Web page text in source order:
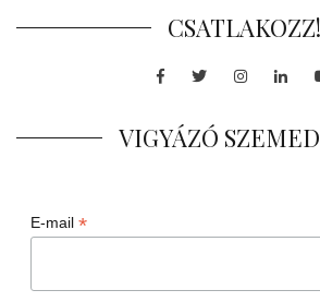
CSATLAKOZZ!
Facebook
TwitterInstagram
VIGYÁZÓ
E-mail *